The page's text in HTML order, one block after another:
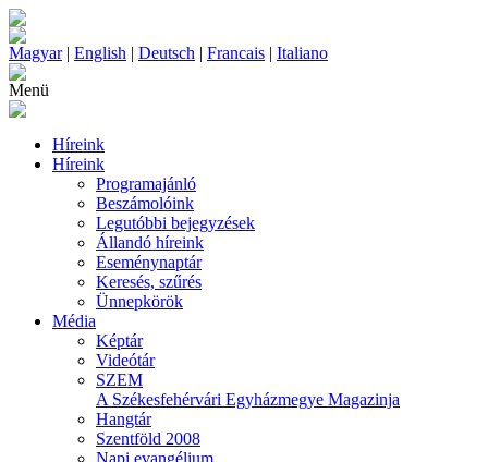
Magyar| English | Deutsch | Francais | Italiano
Menü
Híreink
Híreink
Programajánló
Beszámolóink
Legutóbbi bejegyzések
Állandó híreink
Eseménynaptár
Keresés, szűrés
Ünnepkörök
Média
Képtár
Videótár
SZEM
A Székesfehérvári Egyházmegye Magazinja
Hangtár
Szentföld 2008
Napi evangélium